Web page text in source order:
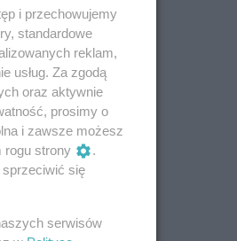
i przechowujemy
standardowe
reklam,
usług. Za zgodą
oraz aktywnie
prosimy o
i zawsze możesz
rogu strony
.
się
serwisów